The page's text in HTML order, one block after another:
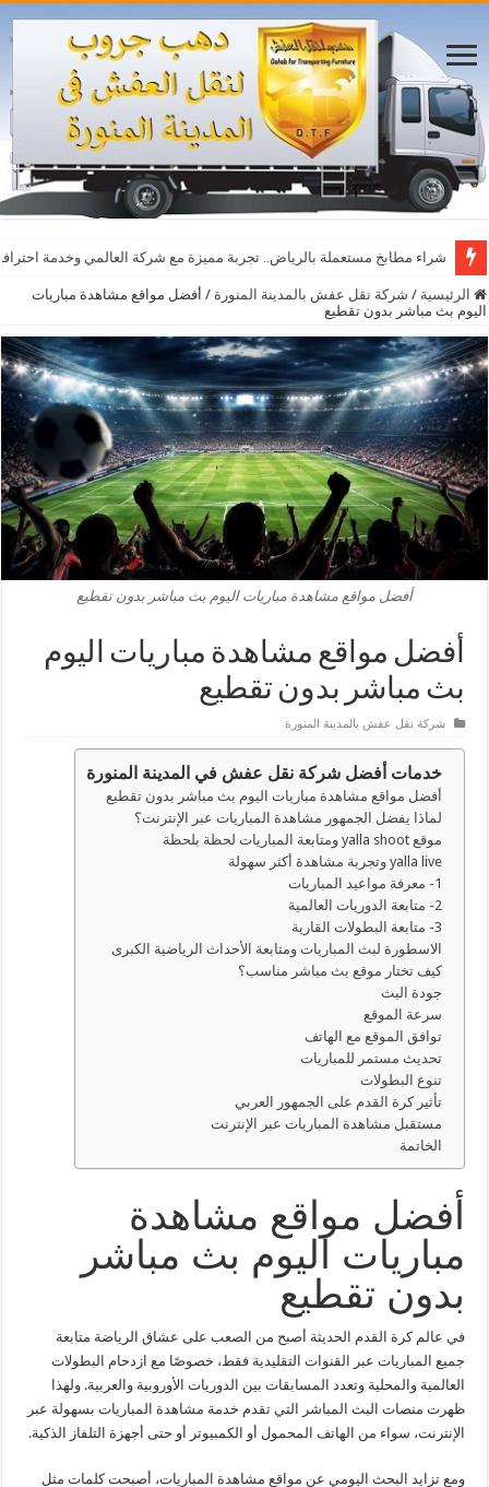
شراء مطابخ مستعملة بالرياض.. تجربة مميزة مع شركة العالمي وخدمة
الرئيسية / شركة نقل عفش بالمدينة المنورة / أفضل مواقع مشاهدة مباريات
اليوم بث مباشر بدون تقطيع
أفضل مواقع مشاهدة مباريات اليوم بث مباشر بدون تقطيع
أفضل مواقع مشاهدة مباريات اليوم
بث مباشر بدون تقطيع
شركة نقل عفش بالمدينة المنورة
خدمات أفضل شركة نقل عفش في المدينة المنورة
أفضل مواقع مشاهدة مباريات اليوم بث مباشر بدون تقطيع
لماذا يفضل الجمهور مشاهدة المباريات عبر الإنترنت؟
موقع yalla shoot ومتابعة المباريات لحظة بلحظة
yalla live وتجربة مشاهدة أكثر سهولة
1- معرفة مواعيد المباريات
2- متابعة الدوريات العالمية
3- متابعة البطولات القارية
الاسطورة لبث المباريات ومتابعة الأحداث الرياضية الكبرى
كيف تختار موقع بث مباشر مناسب؟
جودة البث
سرعة الموقع
توافق الموقع مع الهاتف
تحديث مستمر للمباريات
تنوع البطولات
تأثير كرة القدم على الجمهور العربي
مستقبل مشاهدة المباريات عبر الإنترنت
الخاتمة
أفضل مواقع مشاهدة
مباريات اليوم بث مباشر
بدون تقطيع
في عالم كرة القدم الحديثة أصبح من الصعب على عشاق الرياضة متابعة
جميع المباريات عبر القنوات التقليدية فقط، خصوصًا مع ازدحام البطولات
العالمية والمحلية وتعدد المسابقات بين الدوريات الأوروبية والعربية. ولهذا
ظهرت منصات البث المباشر التي تقدم خدمة مشاهدة المباريات بسهولة عبر
الإنترنت، سواء من الهاتف المحمول أو الكمبيوتر أو حتى أجهزة التلفاز الذكية.
ومع تزايد البحث اليومي عن مواقع مشاهدة المباريات، أصبحت كلمات مثل